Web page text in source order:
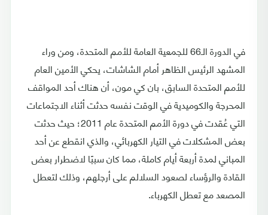
في الدورة الـ66 للجمعية العامة للأمم المتحدة، ومن وراء
المشهد الرئيس الظاهر أمام الشاشات، يحكي الأمين العام
للأمم المتحدة السابق، بان كي مون، أن هناك أحد المواقف
المحرجة والكوميدية في الوقت نفسه حدثت أثناء الاجتماعات
التي عُقدت في دورة الأمم المتحدة عام 2011؛ حيث حدثت
بعض المشكلات في التيار الكهربائي، والذي انقطع عن أحد
المباني لمدة أربعة أيام كاملة، مما كان سببًا لاضطرار بعض
القادة والرؤساء لصعود السلالم على أرجلهم، وذلك لتعطل
المصعد مع تعطل الكهرباء.